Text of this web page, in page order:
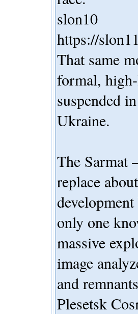
slon10
https://
That same
formal,
suspended
Ukraine.
The
replace
only one
massive
image
and
Plesetsk